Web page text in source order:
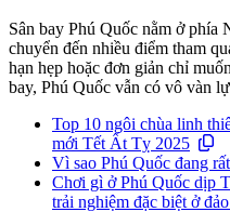
Sân bay Phú Quốc nằm ở phía
chuyển đến nhiều điểm tham
hạn hẹp hoặc đơn giản chỉ
bay, Phú Quốc vẫn có vô vàn
Top 10 ngôi chùa linh
mới Tết Ất Tỵ 2025
Vì sao Phú Quốc đang
Chơi gì ở Phú Quốc dịp
trải nghiệm đặc biệt ở